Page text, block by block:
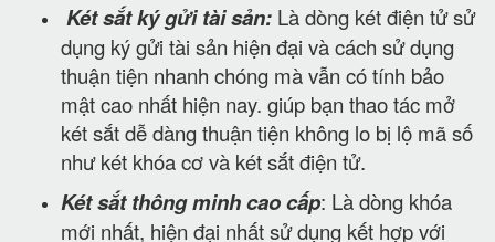
Két sắt ký gửi tài sản: Là dòng két điện tử sử
dụng ký gửi tài sản hiện đại và cách sử dụng
thuận tiện nhanh chóng mà vẫn có tính bảo
mật cao nhất hiện nay. giúp bạn thao tác mở
két sắt dễ dàng thuận tiện không lo bị lộ mã số
như két khóa cơ và két sắt điện tử.
Két sắt thông minh cao cấp: Là dòng khóa
mới nhất, hiện đại nhất sử dụng kết hợp với